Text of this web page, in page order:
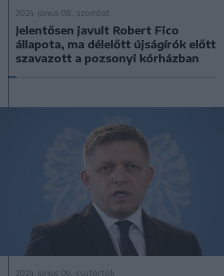
2024. június 08., szombat
Jelentősen javult Robert Fico
állapota, ma délelőtt újságírók előtt
szavazott a pozsonyi kórházban
2024. június 06., csütörtök